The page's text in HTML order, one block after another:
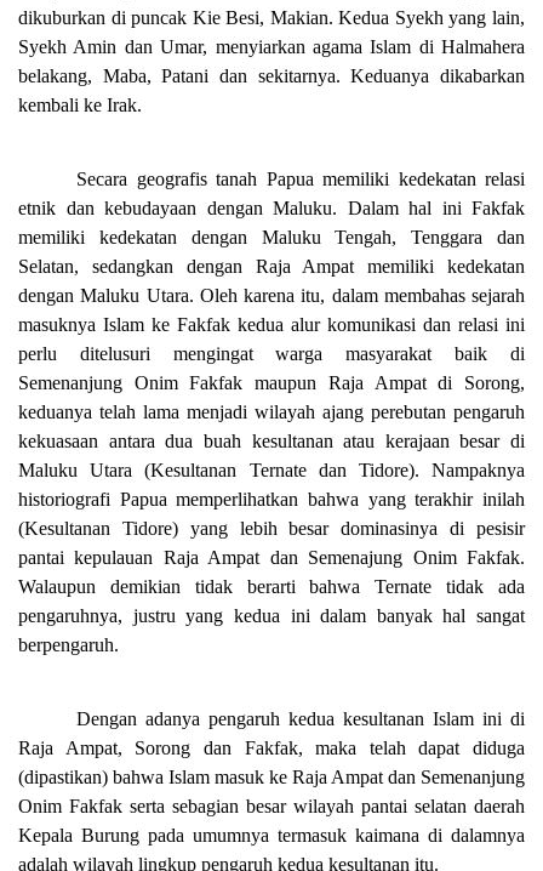
dikuburkan di puncak Kie Besi, Makian. Kedua Syekh yang lain,
Syekh Amin dan Umar, menyiarkan agama Islam di Halmahera
belakang, Maba, Patani dan sekitarnya. Keduanya dikabarkan
kembali ke Irak.
Secara geografis tanah Papua memiliki kedekatan relasi
etnik dan kebudayaan dengan Maluku. Dalam hal ini Fakfak
memiliki kedekatan dengan Maluku Tengah, Tenggara dan
Selatan, sedangkan dengan Raja Ampat memiliki kedekatan
dengan Maluku Utara. Oleh karena itu, dalam membahas sejarah
masuknya Islam ke Fakfak kedua alur komunikasi dan relasi ini
perlu ditelusuri mengingat warga masyarakat baik di
Semenanjung Onim Fakfak maupun Raja Ampat di Sorong,
keduanya telah lama menjadi wilayah ajang perebutan pengaruh
kekuasaan antara dua buah kesultanan atau kerajaan besar di
Maluku Utara (Kesultanan Ternate dan Tidore). Nampaknya
historiografi Papua memperlihatkan bahwa yang terakhir inilah
(Kesultanan Tidore) yang lebih besar dominasinya di pesisir
pantai kepulauan Raja Ampat dan Semenajung Onim Fakfak.
Walaupun demikian tidak berarti bahwa Ternate tidak ada
pengaruhnya, justru yang kedua ini dalam banyak hal sangat
berpengaruh.
Dengan adanya pengaruh kedua kesultanan Islam ini di
Raja Ampat, Sorong dan Fakfak, maka telah dapat diduga
(dipastikan) bahwa Islam masuk ke Raja Ampat dan Semenanjung
Onim Fakfak serta sebagian besar wilayah pantai selatan daerah
Kepala Burung pada umumnya termasuk kaimana di dalamnya
adalah wilayah lingkup pengaruh kedua kesultanan itu.